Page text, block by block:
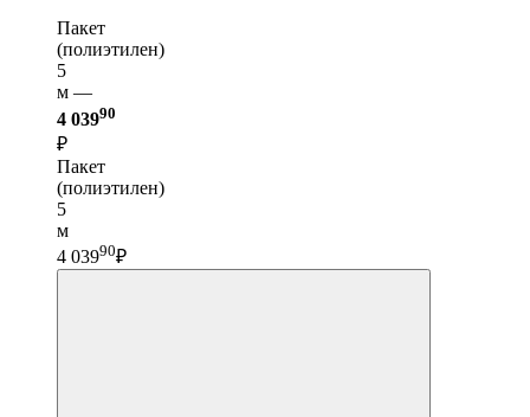
Пакет
(полиэтилен)
5
м —
4 03990
₽
Пакет
(полиэтилен)
5
м
4 03990₽